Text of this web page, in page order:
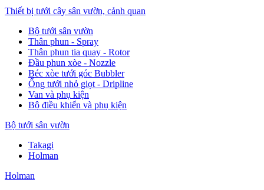
Thiết bị tưới cây sân vườn, cảnh quan
Bộ tưới sân vườn
Thân phun - Spray
Thân phun tia quay - Rotor
Đầu phun xòe - Nozzle
Béc xòe tưới góc Bubbler
Ống tưới nhỏ giọt - Dripline
Van và phụ kiện
Bộ điều khiển và phụ kiện
Bộ tưới sân vườn
Takagi
Holman
Holman